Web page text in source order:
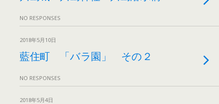
NO RESPONSES
2018年5月10日
藍住町 「バラ園」 その２
NO RESPONSES
2018年5月4日